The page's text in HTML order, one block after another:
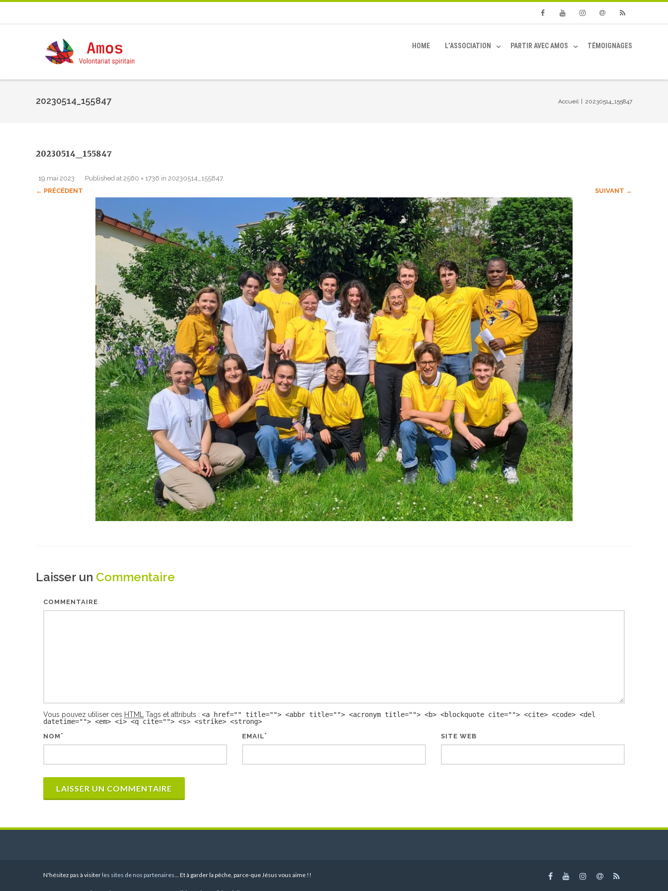
HOME L’ASSOCIATION PARTIR AVEC AMOS TÉMOIGNAGES
20230514_155847 Accueil 20230514_155847
20230514_155847
Published
19 mai 2023 at 2560 × 1736 in 20230514_155847.
← PRÉCÉDENT
SUIVANT →
Laisser un Commentaire
COMMENTAIRE
Vous pouvez utiliser ces HTML Tags et attributs : <a href="" title=""> <abbr title=""> <acronym title=""> <b> <blockquote cite=""> <cite> <code> <del
datetime=""> <em> <i> <q cite=""> <s> <strike> <strong>
NOM * EMAIL* SITE WEB
N'hésitez pas à visiterles sites de nos partenaires ... Et à garder la pêche, parce-que Jésus vous aime !!